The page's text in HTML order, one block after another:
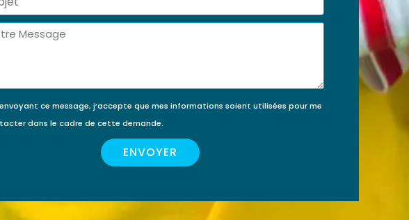
ce message, j’accepte que mes informations soient utilisées pour me
dans le cadre de cette demande.
ENVOYER
FINANCE MA
MOI-
MÊME